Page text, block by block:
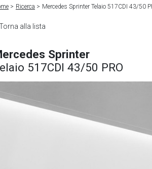
Ricerca Mercedes Sprinter Telaio 517CDI 43/50
alla lista
Sprinter
517CDI 43/50 PRO